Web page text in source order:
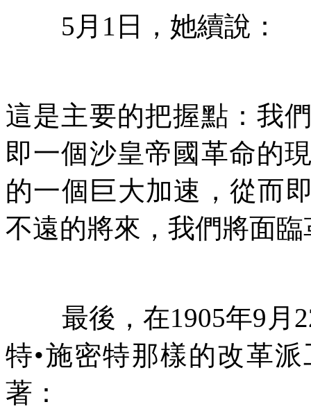
5 月 1 日，她續說：
這是主要的把握點：我
即一個沙皇帝國革命的
的一個巨大加速，從而
不遠的將來，我們將面
最後，在1905年9 月
特•施密特那樣的改革
著：